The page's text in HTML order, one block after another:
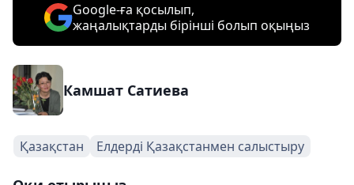
Google-ға қосылып,
жаңалықтарды бірінші болып оқыңыз
Камшат Сатиева
Қазақстан Елдерді Қазақстанмен салыстыру